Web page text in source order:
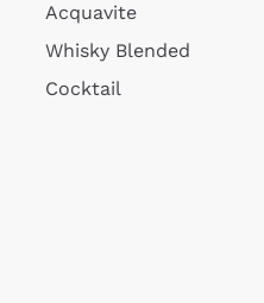
Acquavite
Whisky Blended
Cocktail